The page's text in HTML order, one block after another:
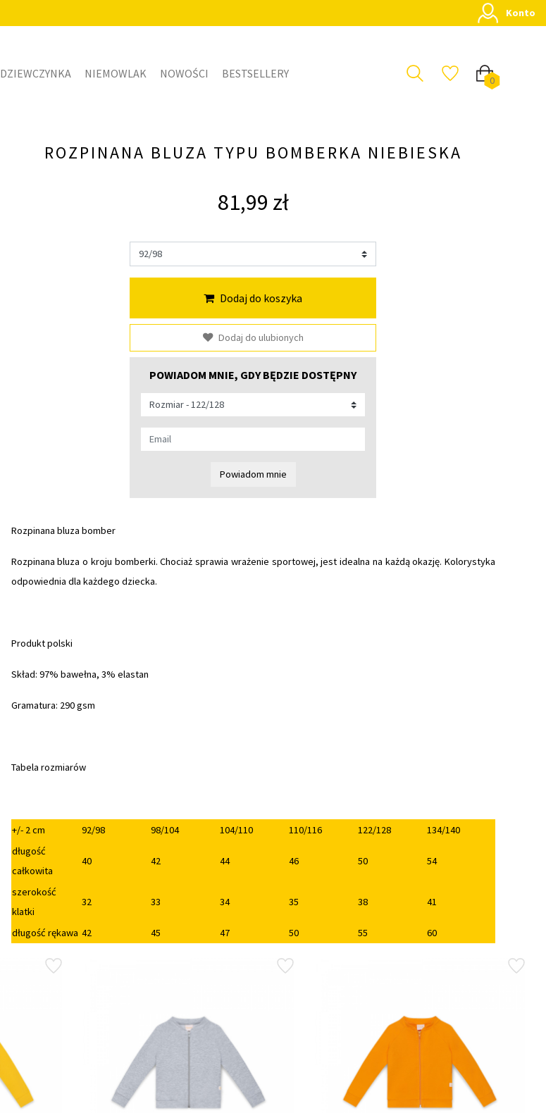
Konto
DZIEWCZYNKA NIEMOWLAK NOWOŚCI BESTSELLERY
0
ROZPINANA BLUZA TYPU BOMBERKA NIEBIESKA
81,99 zł
Dodaj do koszyka
Dodaj do ulubionych
POWIADOM MNIE, GDY BĘDZIE DOSTĘPNY
Powiadom mnie
Rozpinana bluza bomber
Rozpinana bluza o kroju bomberki. Chociaż sprawia wrażenie sportowej, jest idealna na każdą okazję. Kolorystyka
odpowiednia dla każdego dziecka.
Produkt polski
Skład: 97% bawełna, 3% elastan
Gramatura: 290 gsm
Tabela rozmiarów
+/- 2 cm 92/98 98/104 104/110 110/116 122/128
134/140
długość
całkowita
40 42 44 46 50 54
szerokość
klatki
32 33 34 35 38 41
długość rękawa 42 45 47 50 55
60